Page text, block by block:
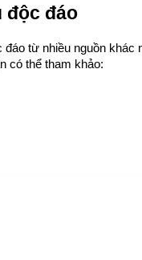
độc đáo
từ nhiều nguồn
có thể tham khảo: